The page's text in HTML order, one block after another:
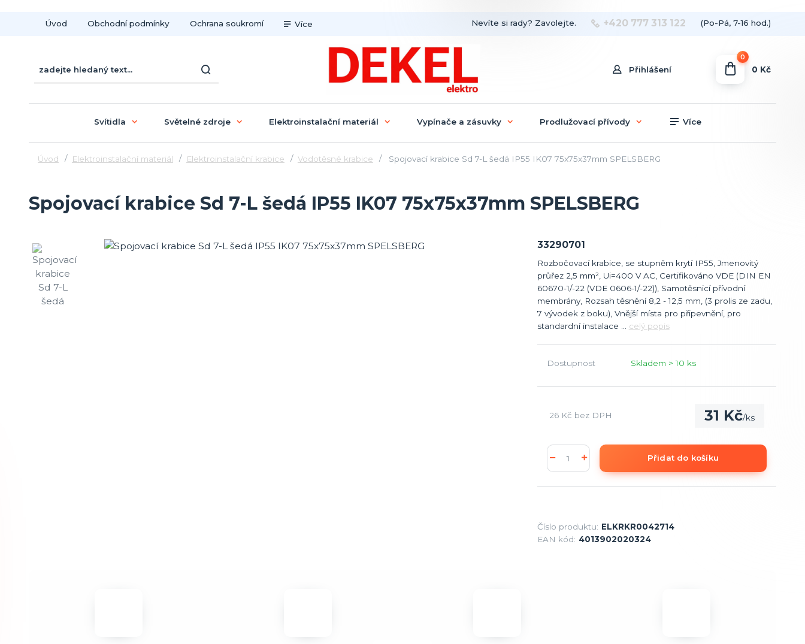
Úvod Obchodní podmínky Ochrana soukromí Více
Přihlášení
Nevíte si rady? Zavolejte. +420 777 313 122 (Po-Pá, 7-16 hod.)
0
0 Kč
Svítidla Světelné zdroje Elektroinstalační materiál Vypínače a zásuvky Prodlužovací přívody Více
Úvod Elektroinstalační materiál Elektroinstalační krabice Vodotěsné krabice Spojovací krabice Sd 7-L šedá IP55 IK07 75x75x37mm SPELSBERG
Spojovací krabice Sd 7-L šedá IP55 IK07 75x75x37mm SPELSBERG
33290701
Rozbočovací krabice, se stupněm krytí IP55, Jmenovitý
průřez 2,5 mm², Ui=400 V AC, Certifikováno VDE (DIN EN
60670-1/-22 (VDE 0606-1/-22)), Samotěsnicí přívodní
membrány, Rozsah těsnění 8,2 - 12,5 mm, (3 prolis ze zadu,
7 vývodek z boku), Vnější místa pro připevnění, pro
standardní instalace ... celý popis
Dostupnost Skladem > 10 ks
31 Kč/ks
26 Kč bez DPH
Přidat do košíku
Číslo produktu: ELKRKR0042714
EAN kód: 4013902020324